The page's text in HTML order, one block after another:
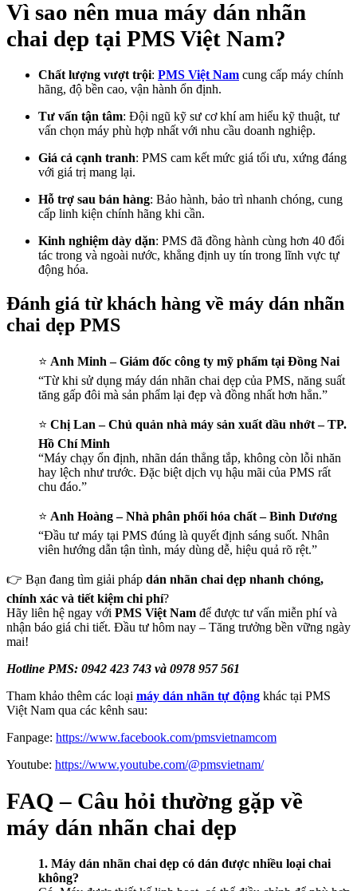
Vì sao nên mua máy dán nhãn
chai dẹp tại PMS Việt Nam?
Chất lượng vượt trội: PMS Việt Nam cung cấp máy chính
hãng, độ bền cao, vận hành ổn định.
Tư vấn tận tâm: Đội ngũ kỹ sư cơ khí am hiểu kỹ thuật, tư
vấn chọn máy phù hợp nhất với nhu cầu doanh nghiệp.
Giá cả cạnh tranh: PMS cam kết mức giá tối ưu, xứng đáng
với giá trị mang lại.
Hỗ trợ sau bán hàng: Bảo hành, bảo trì nhanh chóng, cung
cấp linh kiện chính hãng khi cần.
Kinh nghiệm dày dặn: PMS đã đồng hành cùng hơn 40 đối
tác trong và ngoài nước, khẳng định uy tín trong lĩnh vực tự
động hóa.
Đánh giá từ khách hàng về máy dán nhãn
chai dẹp PMS
⭐ Anh Minh – Giám đốc công ty mỹ phẩm tại Đồng Nai
“Từ khi sử dụng máy dán nhãn chai dẹp của PMS, năng suất
tăng gấp đôi mà sản phẩm lại đẹp và đồng nhất hơn hẳn.”
⭐ Chị Lan – Chủ quản nhà máy sản xuất dầu nhớt – TP.
Hồ Chí Minh
“Máy chạy ổn định, nhãn dán thẳng tắp, không còn lỗi nhăn
hay lệch như trước. Đặc biệt dịch vụ hậu mãi của PMS rất
chu đáo.”
⭐ Anh Hoàng – Nhà phân phối hóa chất – Bình Dương
“Đầu tư máy tại PMS đúng là quyết định sáng suốt. Nhân
viên hướng dẫn tận tình, máy dùng dễ, hiệu quả rõ rệt.”
👉 Bạn đang tìm giải pháp dán nhãn chai dẹp nhanh chóng,
chính xác và tiết kiệm chi phí?
Hãy liên hệ ngay với PMS Việt Nam để được tư vấn miễn phí và
nhận báo giá chi tiết. Đầu tư hôm nay – Tăng trưởng bền vững ngày
mai!
Hotline PMS: 0942 423 743 và 0978 957 561
Tham khảo thêm các loại máy dán nhãn tự động khác tại PMS
Việt Nam qua các kênh sau:
Fanpage: https://www.facebook.com/pmsvietnamcom
Youtube: https://www.youtube.com/@pmsvietnam/
FAQ – Câu hỏi thường gặp về
máy dán nhãn chai dẹp
1. Máy dán nhãn chai dẹp có dán được nhiều loại chai
không?